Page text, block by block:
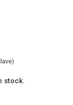
stock.